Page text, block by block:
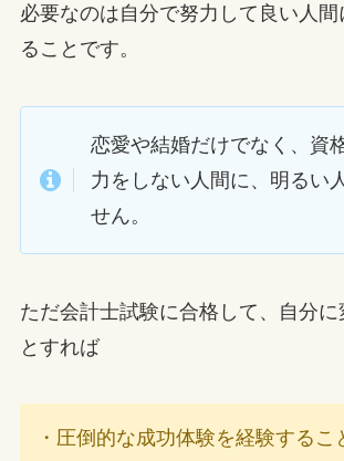
必要なのは自分で努力して良い人
ることです。
恋愛や結婚だけでなく、資
力をしない人間に、明るい
せん。
ただ会計士試験に合格して、自分に
とすれば
・圧倒的な成功体験を経験するこ